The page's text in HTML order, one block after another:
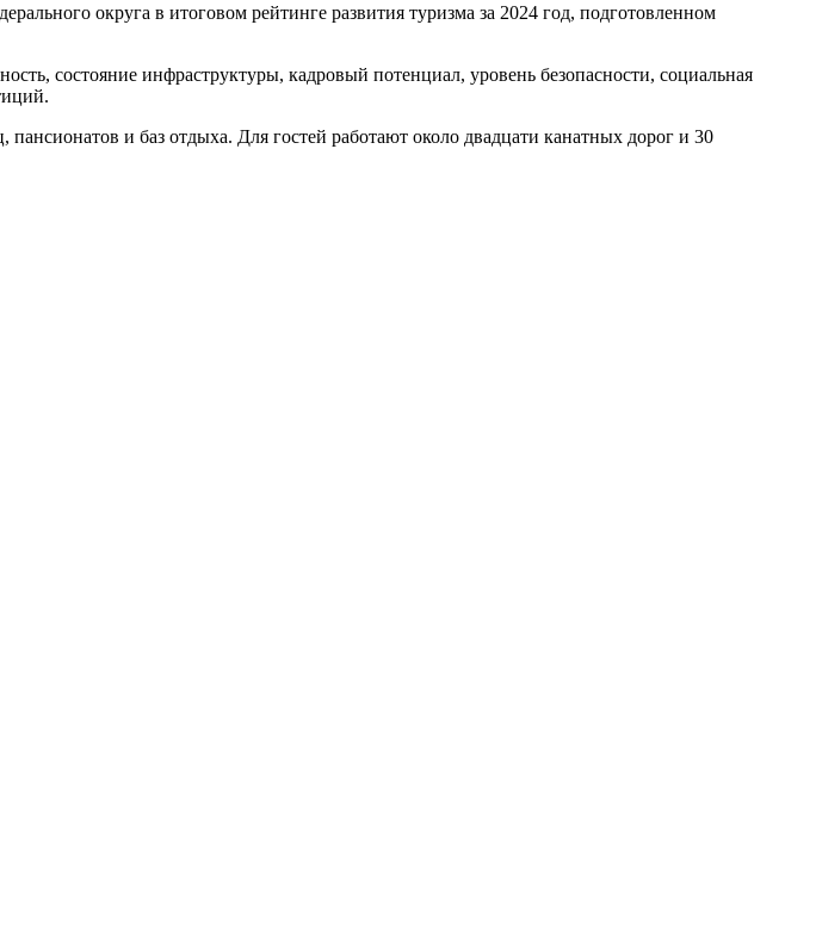
округа в итоговом рейтинге развития туризма за 2024 год, подготовленном
состояние инфраструктуры, кадровый потенциал, уровень безопасности, социальная
и баз отдыха. Для гостей работают около двадцати канатных дорог и 30